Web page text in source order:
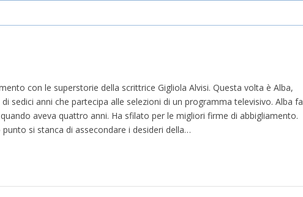
con le superstorie della scrittrice Gigliola Alvisi. Questa volta è Alba,
sedici anni che partecipa alle selezioni di un programma televisivo. Alba fa
aveva quattro anni. Ha sfilato per le migliori firme di abbigliamento.
si stanca di assecondare i desideri della…